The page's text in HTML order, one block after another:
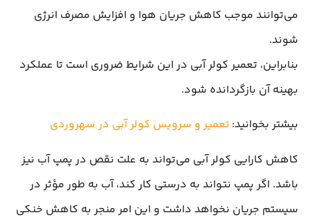
می‌توانند موجب کاهش جریان هوا و افزایش مصرف انرژی
شوند.
بنابراین، تعمیر کولر آبی در این شرایط ضروری است تا عملکرد
بهینه آن بازگردانده شود.
بیشتر بخوانید: تعمیر و سرویس کولر آبی در سهروردی
کاهش کارایی کولر آبی می‌تواند به علت نقص در پمپ آب نیز
باشد. اگر پمپ نتواند به درستی کار کند، آب به طور مؤثر در
سیستم جریان نخواهد داشت و این امر منجر به کاهش خنکی